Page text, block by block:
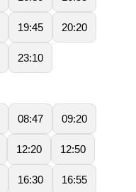
19:45 20:20
23:10
08:47 09:20
12:20 12:50
16:30 16:55